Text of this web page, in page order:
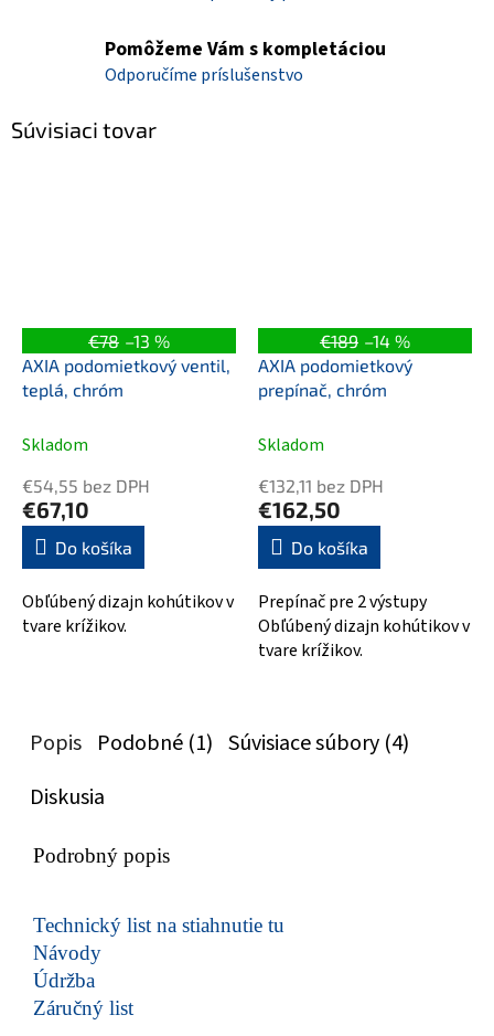
Pomôžeme Vám s kompletáciou
Odporučíme príslušenstvo
Súvisiaci tovar
€78 –13 %
AXIA podomietkový ventil,
teplá, chróm
Skladom
€54,55 bez DPH
€67,10
Do košíka
Obľúbený dizajn kohútikov v
tvare krížikov.
€189 –14 %
AXIA podomietkový
prepínač, chróm
Skladom
€132,11 bez DPH
€162,50
Do košíka
Prepínač pre 2 výstupy
Obľúbený dizajn kohútikov v
tvare krížikov.
Popis Podobné (1) Súvisiace súbory (4)
Diskusia
Podrobný popis
Technický list na stiahnutie tu
Návody
Údržba
Záručný list